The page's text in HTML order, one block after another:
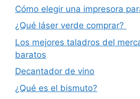
Cómo elegir una impresora
¿Qué láser verde comprar?
Los mejores taladros del
baratos
Decantador de vino
¿Qué es el bismuto?